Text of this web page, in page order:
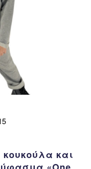
και